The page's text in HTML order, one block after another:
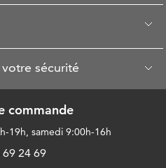
sécurité
commande
19h, samedi 9:00h-16h
69 24 69